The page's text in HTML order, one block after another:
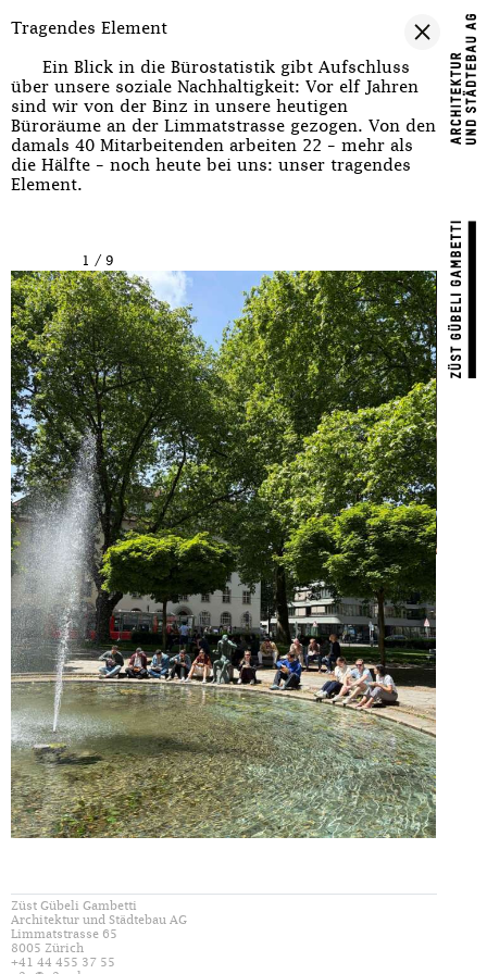
Tragendes Element
Ein Blick in die Bürostatistik gibt Aufschluss
über unsere soziale Nachhaltigkeit: Vor elf Jahren
sind wir von der Binz in unsere heutigen
Büroräume an der Limmatstrasse gezogen. Von den
damals 40 Mitarbeitenden arbeiten 22 – mehr als
die Hälfte – noch heute bei uns: unser tragendes
Element.
1 / 9
Züst Gübeli Gambetti
Architektur und Städtebau AG
Limmatstrasse 65
8005 Zürich
+41 44 455 37 55